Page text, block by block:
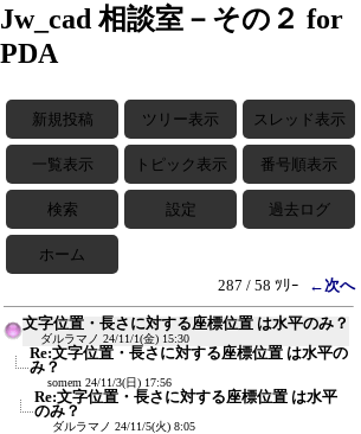
Jw_cad 相談室－その２ for
PDA
新規投稿 ツリー表示 スレッド表示
一覧表示 トピック表示 番号順表示
検索 設定 過去ログ
ホーム
287 / 58 ﾂﾘｰ
←次へ
文字位置・長さに対する座標位置 は水平のみ？
ダルラマノ 24/11/1(金) 15:30
Re:文字位置・長さに対する座標位置 は水平の
み？
somem 24/11/3(日) 17:56
Re:文字位置・長さに対する座標位置 は水平
のみ？
ダルラマノ 24/11/5(火) 8:05